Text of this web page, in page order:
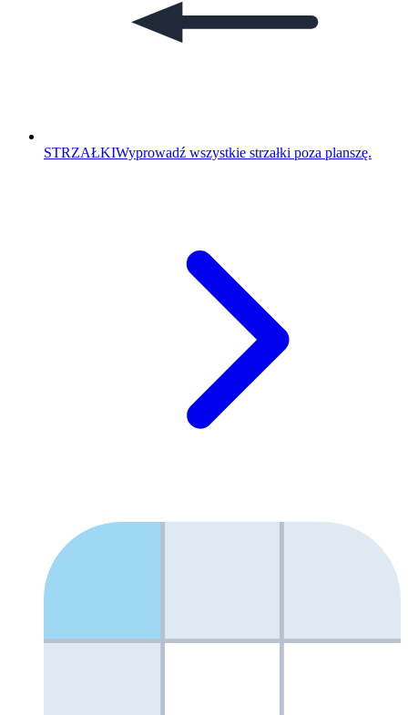
STRZAŁKIWyprowadź wszystkie strzałki poza planszę.